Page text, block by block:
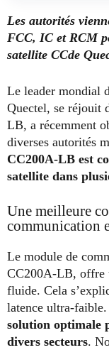
Les autorités
FCC, IC et RCM
satellite CCde
Le leader mondial
Quectel, se réjouit
LB, a récemment
diverses autorités
CC200A-LB est
satellite dans
Une meilleure
communication
Le module de
CC200A-LB, offre
fluide. Cela
latence ultra-
solution optimale
divers secteurs.